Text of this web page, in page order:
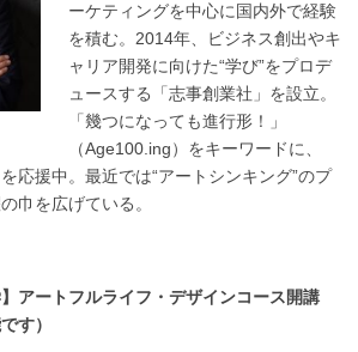
ーケティングを中心に国内外で経験
を積む。2014年、ビジネス創出やキ
ャリア開発に向けた“学び”をプロデ
ュースする「志事創業社」を設立。
「幾つになっても進行形！」
（Age100.ing）をキーワードに、
応援中。最近では“アートシンキング”のプ
巾を広げている。
】アートフルライフ・デザインコース開講
す）